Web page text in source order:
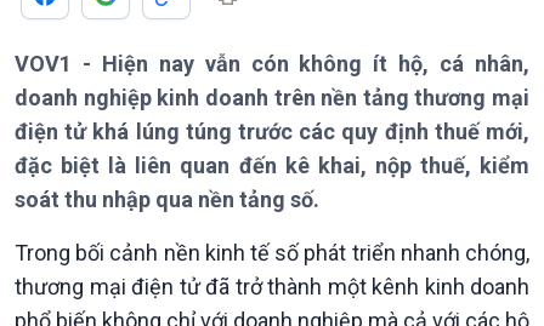
Theo dòng Thời sự
Chính trị
Tin Chính trị
Thế giới
Tin thế giới
VOV1 - Hiện nay vẫn cón không ít hộ, cá nhân,
doanh nghiệp kinh doanh trên nền tảng thương mại
điện tử khá lúng túng trước các quy định thuế mới,
đặc biệt là liên quan đến kê khai, nộp thuế, kiểm
soát thu nhập qua nền tảng số.
Trong bối cảnh nền kinh tế số phát triển nhanh chóng,
thương mại điện tử đã trở thành một kênh kinh doanh
phổ biến không chỉ với doanh nghiệp mà cả với các hộ